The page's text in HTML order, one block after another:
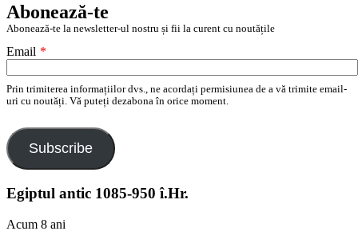
Abonează-te
Abonează-te la newsletter-ul nostru și fii la curent cu noutățile
Email *
Prin trimiterea informațiilor dvs., ne acordați permisiunea de a vă trimite email-
uri cu noutăți. Vă puteți dezabona în orice moment.
Subscribe
Egiptul antic 1085-950 î.Hr.
Acum 8 ani